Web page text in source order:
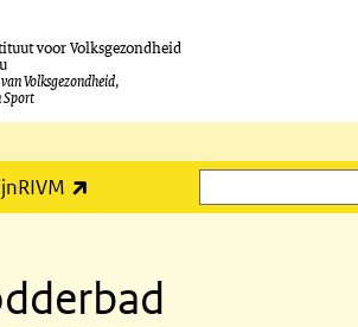
voor Volksgezondheid
Volksgezondheid,
Sport
Zoeken